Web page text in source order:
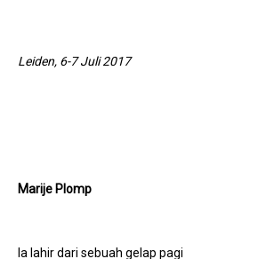
Leiden, 6-7 Juli 2017
Marije Plomp
Ia lahir dari sebuah gelap pagi